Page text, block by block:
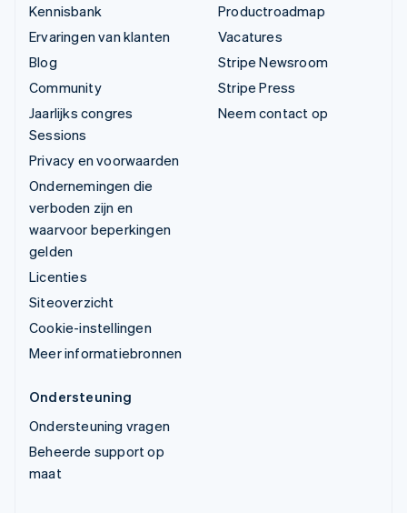
Kennisbank
Ervaringen van klanten
Blog
Community
Jaarlijks congres
Sessions
Privacy en voorwaarden
Ondernemingen die
verboden zijn en
waarvoor beperkingen
gelden
Licenties
Siteoverzicht
Cookie-instellingen
Meer informatiebronnen
Productroadmap
Vacatures
Stripe Newsroom
Stripe Press
Neem contact op
Ondersteuning
Ondersteuning vragen
Beheerde support op
maat